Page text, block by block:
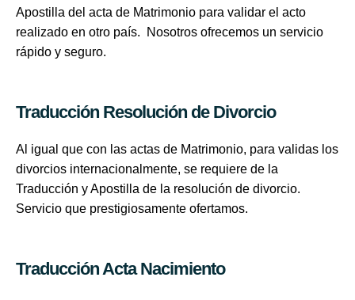
Apostilla del acta de Matrimonio para validar el acto
realizado en otro país. Nosotros ofrecemos un servicio
rápido y seguro.
Traducción Resolución de Divorcio
Al igual que con las actas de Matrimonio, para validas los
divorcios internacionalmente, se requiere de la
Traducción y Apostilla de la resolución de divorcio.
Servicio que prestigiosamente ofertamos.
Traducción Acta Nacimiento